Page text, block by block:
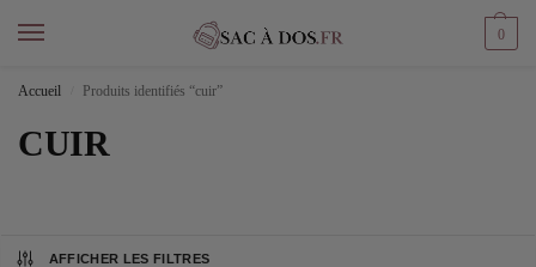
0
Accueil Produits identifiés “cuir”
CUIR
AFFICHER LES FILTRES